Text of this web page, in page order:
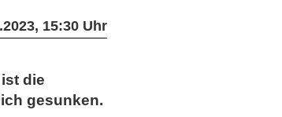
15:30 Uhr
die
gesunken.